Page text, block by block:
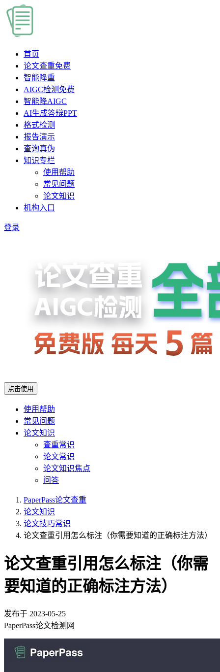
首页
论文查重免费
智能降重
AIGC检测 免费
智能降AIGC
AI生成答辩PPT
格式检测
报告演示
查询真伪
知识专栏
使用帮助
常见问题
论文知识
机构入口
登录
点击使用
使用帮助
常见问题
论文知识
查重常识
论文常识
论文知识焦点
问答
PaperPass论文查重
论文知识
论文技巧常识
论文查重引用怎么标注（你需要知道的正确标注方法）
论文查重引用怎么标注（你需
要知道的正确标注方法）
发布于 2023-05-25
PaperPass论文检测网